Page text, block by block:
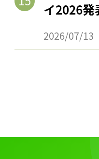
イ2026
2026/07/13